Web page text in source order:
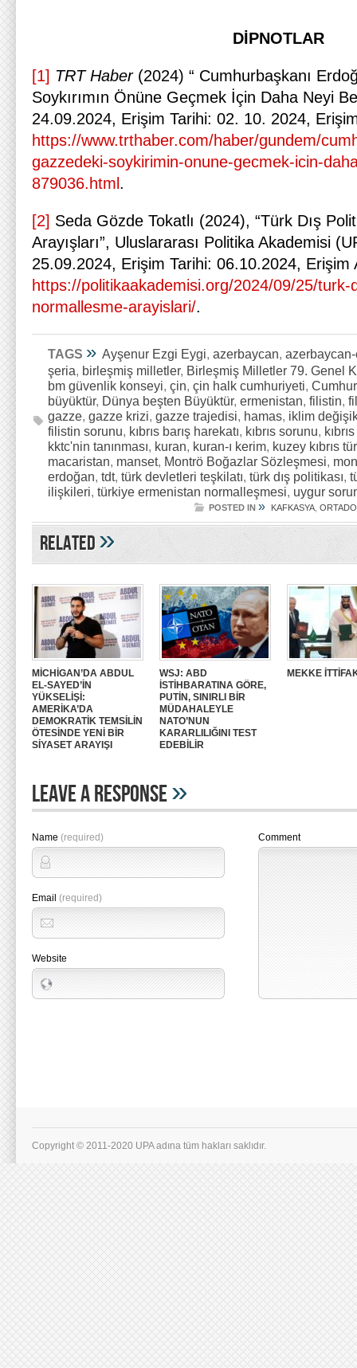
DİPNOTLAR
[1] TRT Haber(2024) “ Cumhurbaşkanı
Soykırımın Önüne Geçmek İçin Daha Neyi
24.09.2024, Erişim Tarihi: 02. 10. 2024,
https://www.trthaber.com/haber/gundem/
gazzedeki-soykirimin-onune-gecmek-icin-
879036.html .
[2] Seda Gözde Tokatlı (2024), “Türk Dış
Arayışları”, Uluslararası Politika Akademisi
25.09.2024, Erişim Tarihi: 06.10.2024,
https://politikaakademisi.org/2024/09/25/turk-
normallesme-arayislari/.
TAGS » Ayşenur Ezgi Eygi, azerbaycan,
şeria, birleşmiş milletler, Birleşmiş Milletler 79. Genel
bm güvenlik konseyi, çin, çin halk cumhuriyeti,
büyüktür, Dünya beşten Büyüktür, ermenistan, filistin,
gazze, gazze krizi, gazze trajedisi, hamas, iklim
filistin sorunu, kıbrıs barış harekatı, kıbrıs sorunu,
kktc'nin tanınması, kuran, kuran-ı kerim, kuzey kıbrıs
macaristan, manset, Montrö Boğazlar Sözleşmesi,
erdoğan, tdt, türk devletleri teşkilatı, türk dış politikası,
ilişkileri, türkiye ermenistan normalleşmesi, uygur
POSTED IN » KAFKASYA
Related»
MİCHİGAN’DA ABDUL
EL-SAYED’İN
YÜKSELİŞİ:
AMERİKA’DA
DEMOKRATİK TEMSİLİN
ÖTESİNDE YENİ BİR
SİYASET ARAYIŞI
WSJ: ABD
İSTİHBARATINA GÖRE,
PUTİN, SINIRLI BİR
MÜDAHALEYLE
NATO’NUN
KARARLILIĞINI TEST
EDEBİLİR
MEKKE
Leave A Response»
Name (required)
Email (required)
Website
Comment
Copyright © 2011-2020 UPA adına tüm hakları saklıdır.